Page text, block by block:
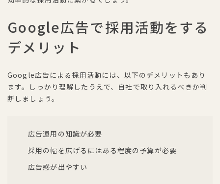
Google広告で採用活動をする
デメリット
Google広告による採用活動には、以下のデメリットもあり
ます。しっかり理解したうえで、自社で取り入れるべきか判
断しましょう。
広告運用の知識が必要
採用の幅を広げるにはある程度の予算が必要
広告感が出やすい